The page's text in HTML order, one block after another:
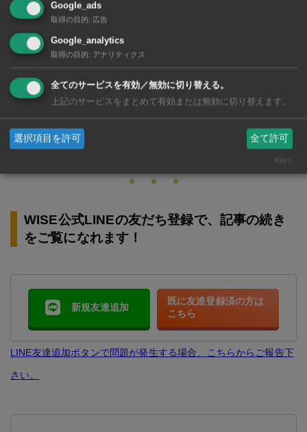
本帰国が決定して帰国日も決まったら、まずは子どもの
通っている学校や担任の先生へ報告しましょう。その
後、退学関係の書類を学校へ提出し、学費の返金対応な
どを行います。塾や習い事に通っている場合も同じく終
了の手続きが必要です。
WISE公式LINEの友だち登録で、記事の続き
をご覧になれます！
新規友達追加
既に友達登録済の方は
こちら
LINE友達追加ボタンで問題が発生する場合、こちらからご報告下
さい。
Google_ads
取得の目的: 広告
Google_analytics
取得の目的: アナリティクス
全てのサービスを有効／無効に切り替える。
上記のサービスをまとめて有効または無効に切り替えます。
選択項目を許可 全て許可
Klaro